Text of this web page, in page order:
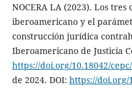
NOCERA LA (2023). Los
iberoamericano y el
construcción jurídica
Iberoamericano de Justicia
https://doi.org/10.18042/
de 2024. DOI: https://doi.org/